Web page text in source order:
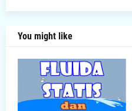
You might like